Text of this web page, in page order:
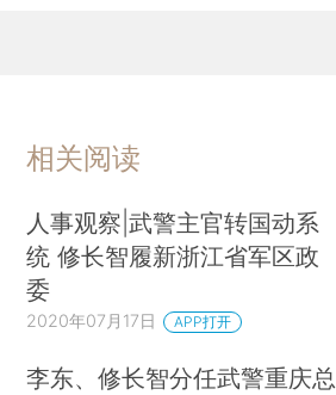
相关阅读
人事观察|武警主官转国动系
统 修长智履新浙江省军区政
委
2020年07月17日 APP打开
李东、修长智分任武警重庆总